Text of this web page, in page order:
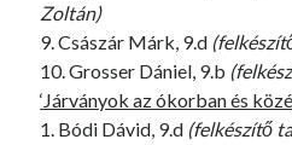
Zoltán)
9. Császár Márk, 9.d
10. Grosser Dániel, 9.b
‘Járványok az ókorban és
1. Bódi Dávid, 9.d (felkészítő